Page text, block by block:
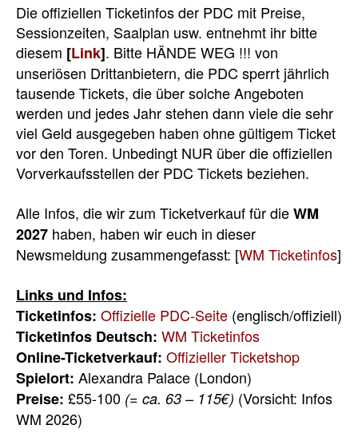
Die offiziellen Ticketinfos der PDC mit Preise,
Sessionzeiten, Saalplan usw. entnehmt ihr bitte
diesem [Link]. Bitte HÄNDE WEG !!! von
unseriösen Drittanbietern, die PDC sperrt jährlich
tausende Tickets, die über solche Angeboten
werden und jedes Jahr stehen dann viele die sehr
viel Geld ausgegeben haben ohne gültigem Ticket
vor den Toren. Unbedingt NUR über die offiziellen
Vorverkaufsstellen der PDC Tickets beziehen.
Alle Infos, die wir zum Ticketverkauf für dieWM
2027 haben, haben wir euch in dieser
Newsmeldung zusammengefasst: [WM Ticketinfos]
Links und Infos:
Ticketinfos: Offizielle PDC-Seite (englisch/offiziell)
Ticketinfos Deutsch: WM Ticketinfos
Online-Ticketverkauf: Offizieller Ticketshop
Spielort: Alexandra Palace (London)
Preise: £55-100 (= ca. 63 – 115€) (Vorsicht: Infos
WM 2026)